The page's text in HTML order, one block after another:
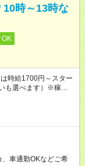
10時～13時な
OK
時給1700円～スター
も選べます）※稼働開
す★フルタイムできる
車通勤OKなどご希